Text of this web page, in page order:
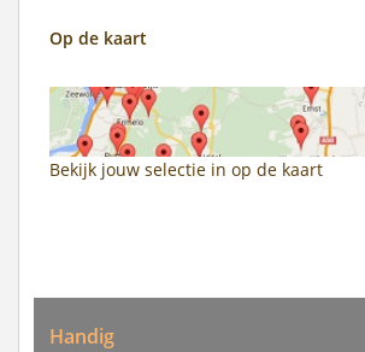
Op de kaart
Bekijk jouw selectie in op de kaart
Handig